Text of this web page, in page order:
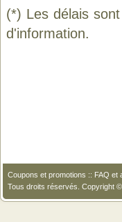
(*) Les délais
d'information.
Coupons et promotions :: FAQ et
Tous droits réservés. Copyright